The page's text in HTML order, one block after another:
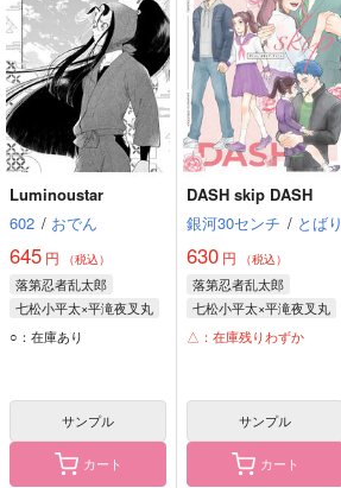
Luminoustar
602 / おでん
645 円 （税込）
落第忍者乱太郎
七松小平太×平滝夜叉丸
七松小平太
○：在庫あり
サンプル
カート
DASH skip DASH
銀河30センチ / とばり
630 円 （税込）
落第忍者乱太郎
七松小平太×平滝夜叉丸
七松小平太
△：在庫残りわずか
サンプル
カート